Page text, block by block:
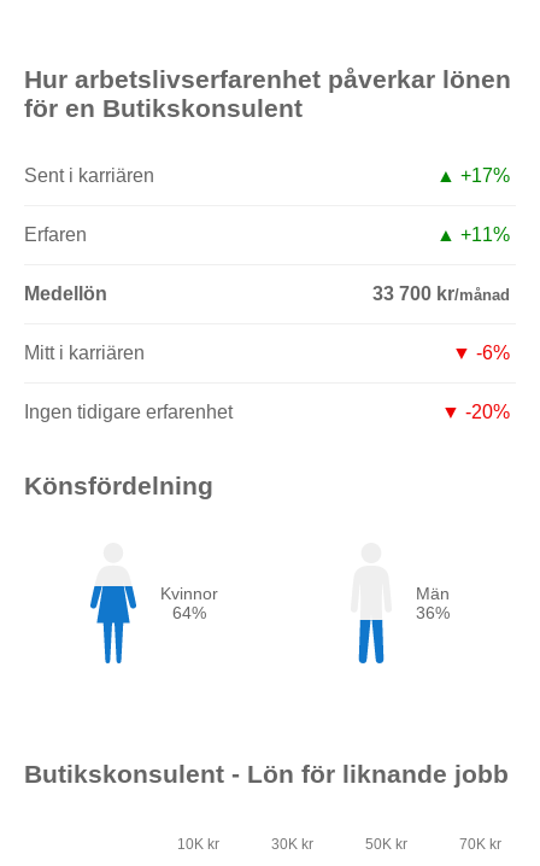
Hur arbetslivserfarenhet påverkar lönen
för en Butikskonsulent
Sent i karriären ▲ +17%
Erfaren ▲ +11%
Medellön 33 700 kr/månad
Mitt i karriären ▼ -6%
Ingen tidigare erfarenhet ▼ -20%
Könsfördelning
Kvinnor
64%
Män
36%
Butikskonsulent - Lön för liknande jobb
10K kr 30K kr 50K kr 70K kr